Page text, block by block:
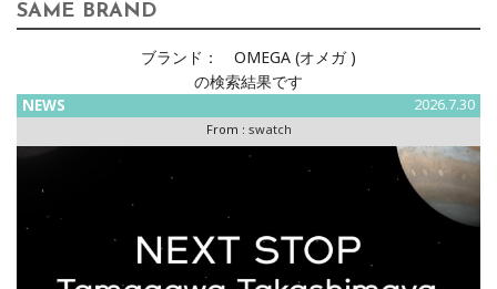
SAME BRAND
ブランド：
OMEGA (オメガ )
の検索結果です
NEWS 2026.7.30
From : swatch